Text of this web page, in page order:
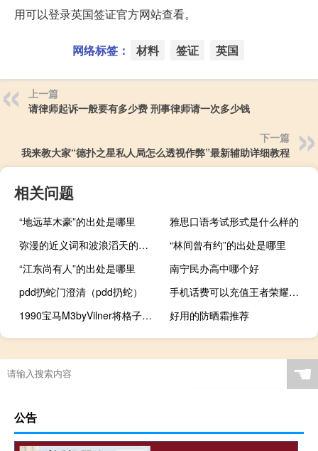
用可以登录英国签证官方网站查看。
网络标签： 材料 签证 英国
上一篇
请律师起诉一般要有多少费 刑事律师请一次多少钱
下一篇
我来教大家“德扑之星私人局怎么透视作弊”最新辅助详细教程
相关问题
“地远草木豪”的出处是哪里
雅思口语考试形式是什么样的
弥漫的近义词和波浪滔天的反义词
“林间曾有约”的出处是哪里
“江东尚有人”的出处是哪里
南宁民办高中哪个好
pdd扔蛇门澄清（pdd扔蛇）
手机话费可以充值王者荣耀吗（手机话费可以买什么）
1990宝马M3byVilner将格子呢与E36M3的发动机相结合
好用的防晒霜推荐
☚
公告